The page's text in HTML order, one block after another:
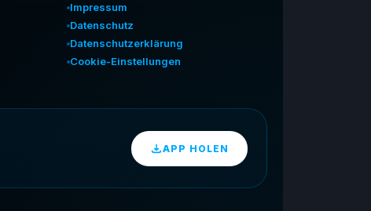
Impressum
Datenschutz
Datenschutzerklärung
Cookie-Einstellungen
APP HOLEN